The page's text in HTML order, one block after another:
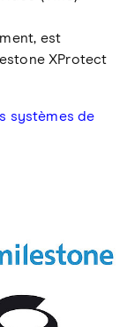
est
XProtect
systèmes de